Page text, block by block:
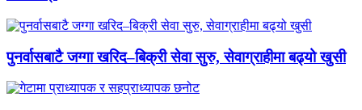
पुनर्वासबाटै जग्गा खरिद–बिक्री सेवा सुरु, सेवाग्राहीमा बढ्यो खुसी